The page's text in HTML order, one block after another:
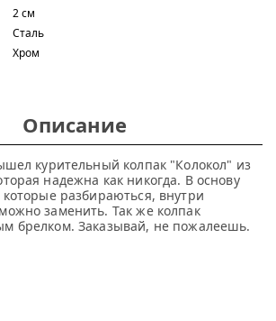
2 см
Сталь
Хром
Описание
курительный колпак "Колокол" из
надежна как никогда. В основу
которые разбираються, внутри
заменить. Так же колпак
брелком. Заказывай, не пожалеешь.